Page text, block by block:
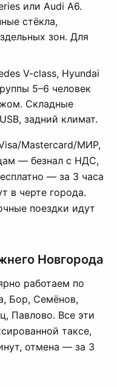
или Audi A6.
стёкла,
зон. Для
V-class, Hyundai
5–6 человек
Складные
задний климат.
Mastercard/МИР,
— безнал с НДС,
— за 3 часа
в черте города.
поездки идут
Новгорода
работаем по
Бор, Семёнов,
Павлово. Все эти
таксе,
отмена — за 3